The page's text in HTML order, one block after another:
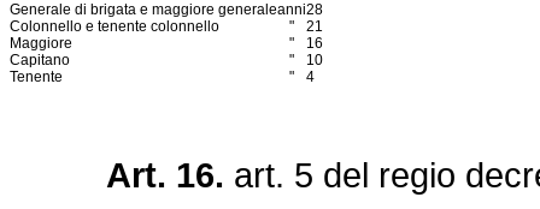
Generale di brigata e maggiore generaleanni28
Colonnello e tenente colonnello
"
21
Maggiore
"
16
Capitano
"
10
Tenente
" 4
Art. 16. art. 5 del regio